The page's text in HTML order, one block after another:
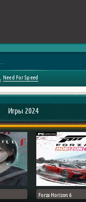
Need For Speed
Игры 2024
Forza Horizon 6